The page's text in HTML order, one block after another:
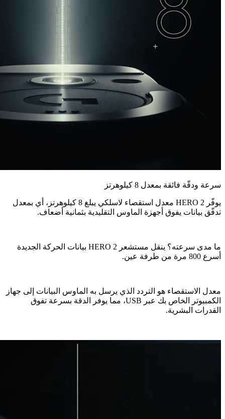
سرعة ودقّة فائقة بمعدل 8 كيلوهرتز
يوفّر HERO 2 معدل استقصاء لاسلكي يبلغ 8 كيلوهرتز، أي بمعدل
تدفّق بيانات يفوق أجهزة الماوس التقليدية بثمانية أضعاف.
ما مدى سرعته؟ ينقل مستشعر ‎HERO 2‏ بيانات الحركة الجديدة
أسرع 800 مرة من طرفة عين.
معدل الاستقصاء هو التردد الذي يرسل به الماوس البيانات إلى جهاز
الكمبيوتر الخاص بك عبر USB، مما يوفر الدقة بسرعة تفوق
القدرات البشرية.